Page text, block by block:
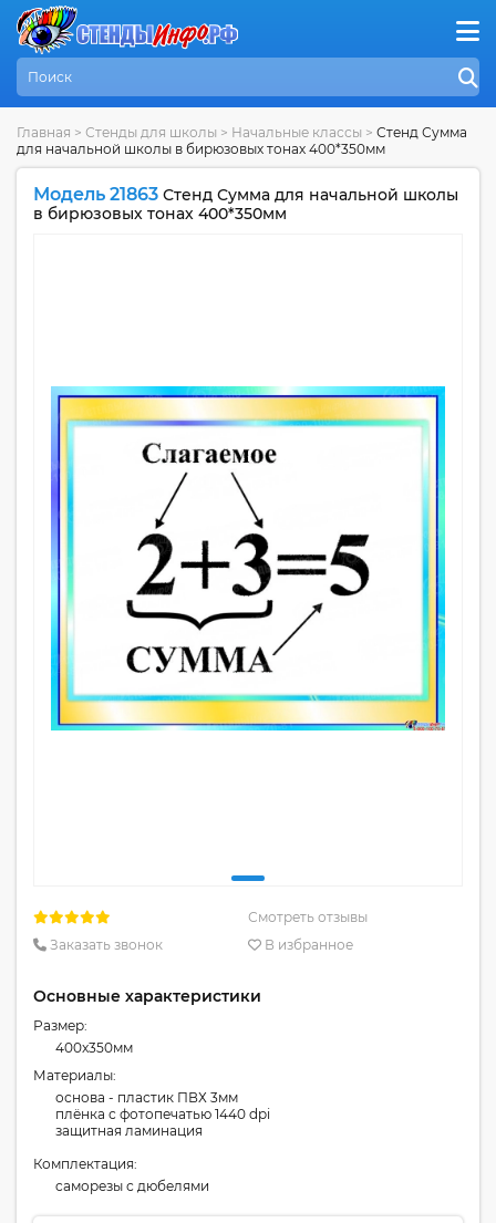
Главная > Стенды для школы > Начальные классы > Стенд Сумма
для начальной школы в бирюзовых тонах 400*350мм
Модель 21863 Стенд Сумма для начальной школы
в бирюзовых тонах 400*350мм
Смотреть отзывы
Заказать звонок
В избранное
Основные характеристики
Размер:
400x350мм
Материалы:
основа - пластик ПВХ 3мм
плёнка с фотопечатью 1440 dpi
защитная ламинация
Комплектация:
cаморезы с дюбелями